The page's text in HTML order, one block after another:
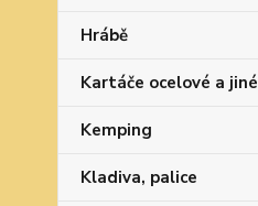
Hrábě
Kartáče ocelové a jiné
Kemping
Kladiva, palice